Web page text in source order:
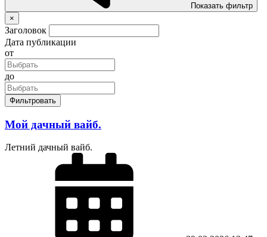
Показать фильтр
×
Заголовок
Дата публикации
от
до
Фильтровать
Мой дачный вайб.
Летний дачный вайб.